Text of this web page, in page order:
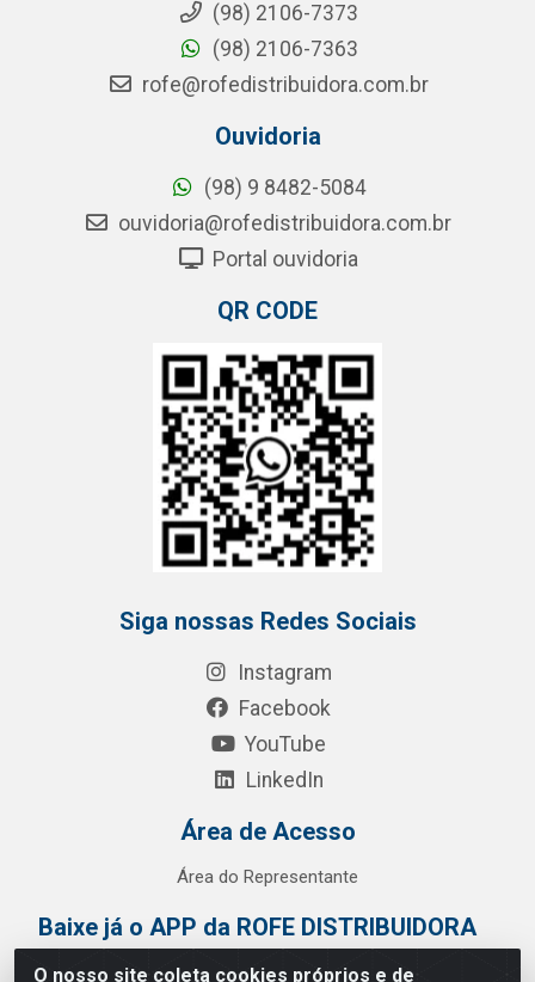
O nosso site coleta cookies próprios e de
(98) 2106-7373
(98) 2106-7363
rofe@rofedistribuidora.com.br
Ouvidoria
(98) 9 8482-5084
ouvidoria@rofedistribuidora.com.br
Portal ouvidoria
QR CODE
Siga nossas Redes Sociais
Instagram
Facebook
YouTube
LinkedIn
Área de Acesso
Área do Representante
Baixe já o APP da ROFE DISTRIBUIDORA